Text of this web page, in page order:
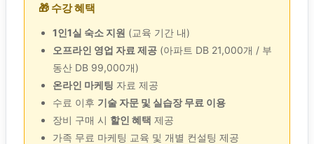
🎁 수강 혜택
1인1실 숙소 지원 (교육 기간 내)
오프라인 영업 자료 제공 (아파트 DB 21,000개 / 부
동산 DB 99,000개)
온라인 마케팅 자료 제공
수료 이후 기술 자문 및 실습장 무료 이용
장비 구매 시 할인 혜택 제공
가족 무료 마케팅 교육 및 개별 컨설팅 제공